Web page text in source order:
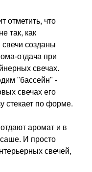
отметить, что
так, как
созданы
отдача при
свечах.
"бассейн" -
свечах его
стекает по форме.
аромат и в
И просто
свечей,